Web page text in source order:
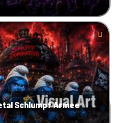
Schlumpf Armee